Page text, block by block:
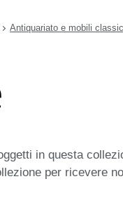
Antiquariato e mobili
in questa
per ricevere